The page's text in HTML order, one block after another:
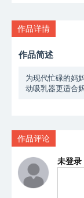
作品详情
作品简述
为现代忙碌的妈
动吸乳器更适合
作品评论
未登录